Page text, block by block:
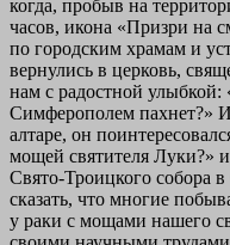
когда, пробыв на
часов, икона «Призри на
по городским храмам и
вернулись в церковь,
нам с радостной улыбкой:
Симферополем пахнет?»
алтаре, он
мощей святителя Луки?»
Свято-Троицкого собора
сказать, что многие
у раки с мощами нашего